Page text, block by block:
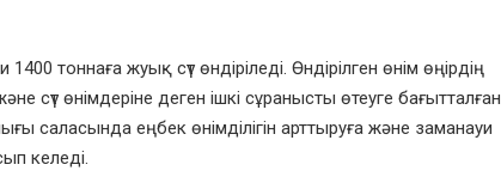
тоннаға жуық сүт өндіріледі. Өндірілген өнім өңірдің
сүт өнімдеріне деген ішкі сұранысты өтеуге бағытталған.
саласында еңбек өнімділігін арттыруға және заманауи
келеді.